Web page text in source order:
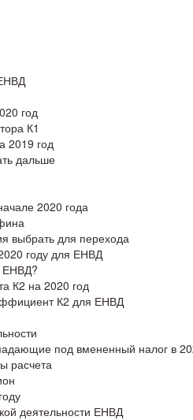
год
К1
2019 год
дальше
2020 года
выбрать для перехода
году для ЕНВД
ЕНВД?
К2 на 2020 год
К2 для ЕНВД
под вмененный налог в
расчета
деятельности ЕНВД